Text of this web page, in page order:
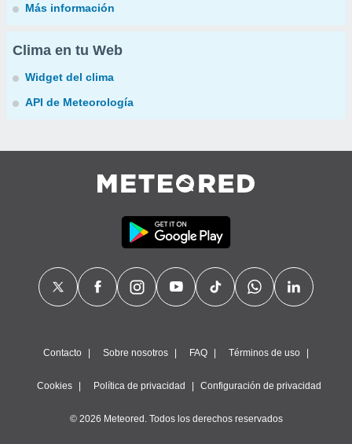
Más información
Clima en tu Web
Widget del clima
API de Meteorología
Contacto Sobre nosotros FAQ Términos de uso
Cookies Política de privacidad Configuración de privacidad
© 2026 Meteored. Todos los derechos reservados